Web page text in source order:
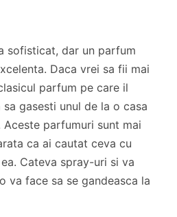
sofisticat, dar un parfum
Daca vrei sa fii mai
parfum pe care il
gasesti unul de la o casa
parfumuri sunt mai
ca ai cautat ceva cu
Cateva spray-uri si va
va face sa se gandeasca la